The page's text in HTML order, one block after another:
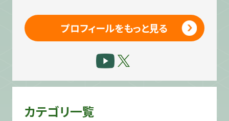
プロフィールをもっと見る
カテゴリ一覧